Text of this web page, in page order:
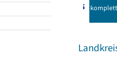
komplett